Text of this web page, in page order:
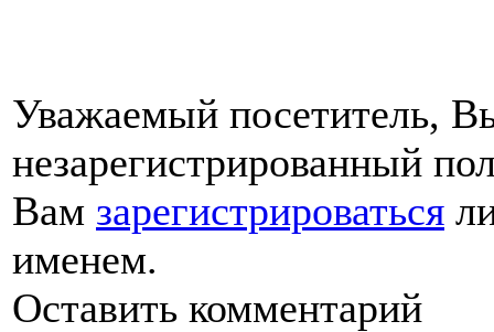
Уважаемый посетитель,
незарегистрированный
Вам зарегистрироваться
именем.
Оставить комментарий